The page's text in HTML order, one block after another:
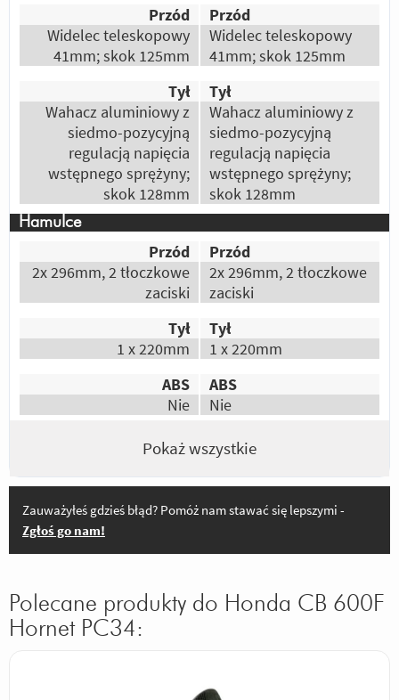
Przód
Widelec teleskopowy
41mm; skok 125mm
Widelec teleskopowy
41mm; skok 125mm
Przód
Tył
Wahacz aluminiowy z
siedmo-pozycyjną
regulacją napięcia
wstępnego sprężyny;
skok 128mm
Wahacz aluminiowy z
siedmo-pozycyjną
regulacją napięcia
wstępnego sprężyny;
skok 128mm
Tył
Hamulce
Przód
2x 296mm, 2 tłoczkowe
zaciski
2x 296mm, 2 tłoczkowe
zaciski
Przód
Tył
1 x 220mm
1 x 220mm
Tył
ABS
Nie
Nie
ABS
Pokaż wszystkie
Zauważyłeś gdzieś błąd? Pomóż nam stawać się lepszymi -
Zgłoś go nam!
Polecane produkty do Honda CB 600F
Hornet PC34: